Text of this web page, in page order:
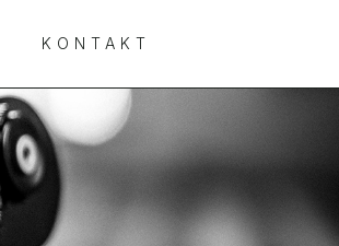
KONTAKT